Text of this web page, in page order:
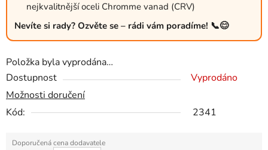
nejkvalitnější oceli Chromme vanad (CRV)
Nevíte si rady? Ozvěte se – rádi vám poradíme! 📞😊
Položka byla vyprodána…
Dostupnost
Vyprodáno
Možnosti doručení
Kód:
2341